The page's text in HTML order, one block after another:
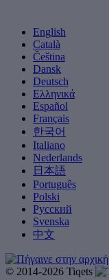
English
Català
Čeština
Dansk
Deutsch
Ελληνικά
Español
Français
한국어
Italiano
Nederlands
日本語
Português
Polski
Русский
Svenska
中文
© 2014-2026 Tiqets